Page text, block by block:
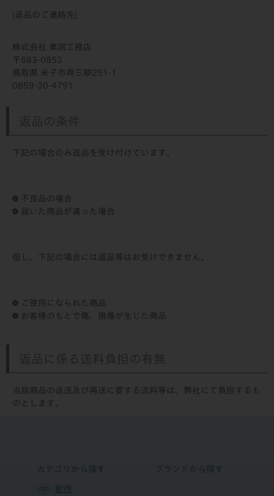
[返品のご連絡先]
株式会社 奥洞工務店
683-0853
鳥取県 米子市両三柳251-1
0859-30-4791
返品の条件
下記の場合のみ返品を受け付けています。
不良品の場合
届いた商品が違った場合
但し、下記の場合には返品等はお受けできません。
ご使用になられた商品
お客様のもとで傷、損傷が生じた商品
返品に係る送料負担の有無
当該商品の返送及び再送に要する送料等は、弊社にて負担するも
のとします。
カテゴリから探す
新作
ブランドから探す